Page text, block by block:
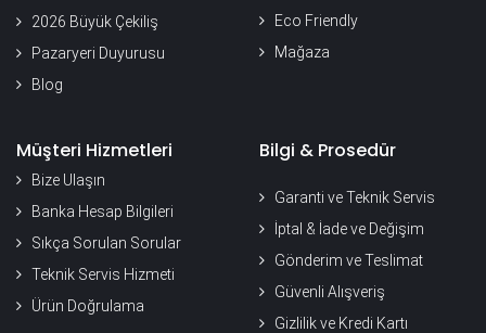
2026 Büyük Çekiliş
Pazaryeri Duyurusu
Blog
Eco Friendly
Mağaza
Müşteri Hizmetleri
Bize Ulaşın
Banka Hesap Bilgileri
Sıkça Sorulan Sorular
Teknik Servis Hizmeti
Ürün Doğrulama
Bilgi & Prosedür
Garanti ve Teknik Servis
İptal & İade ve Değişim
Gönderim ve Teslimat
Güvenli Alışveriş
Gizlilik ve Kredi Kartı